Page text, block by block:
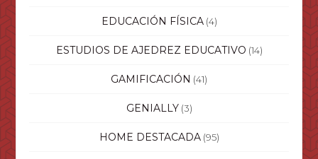
EDUCACIÓN FÍSICA(4)
ESTUDIOS DE AJEDREZ EDUCATIVO (14)
GAMIFICACIÓN (41)
GENIALLY(3)
HOME DESTACADA(95)